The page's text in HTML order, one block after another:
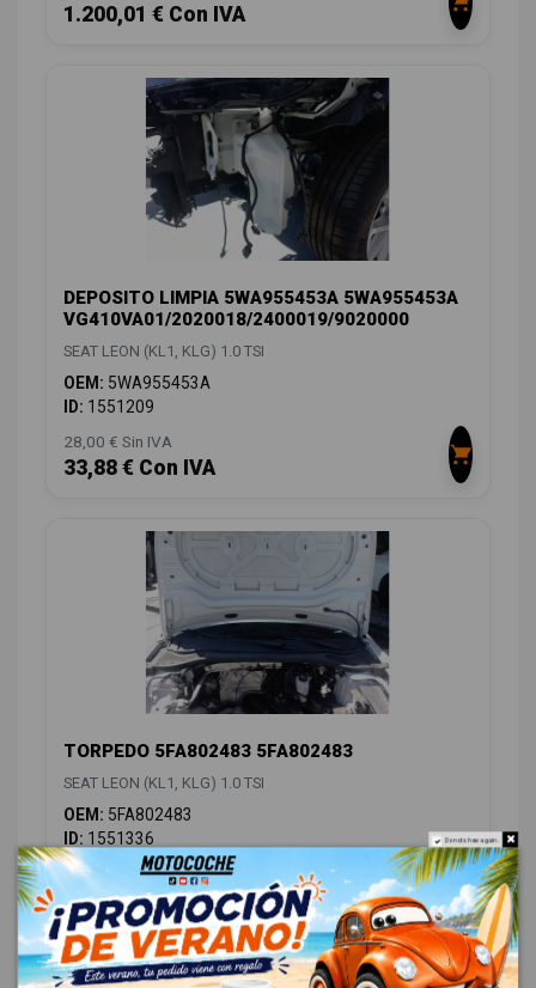
1.200,01 € Con IVA
DEPOSITO LIMPIA 5WA955453A 5WA955453A
VG410VA01/2020018/2400019/9020000
SEAT LEON (KL1, KLG) 1.0 TSI
OEM: 5WA955453A
ID: 1551209
28,00 € Sin IVA
33,88 € Con IVA
TORPEDO 5FA802483 5FA802483
SEAT LEON (KL1, KLG) 1.0 TSI
OEM: 5FA802483
ID: 1551336
36,00 € Sin IVA
43,56 € Con IVA
Do not show again.